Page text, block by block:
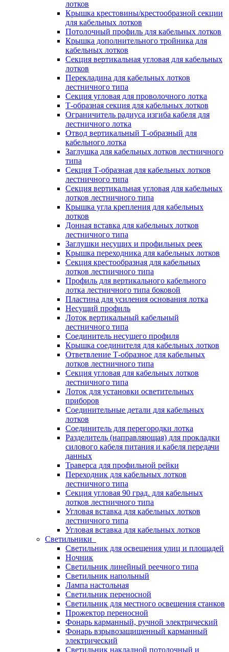
лотков
Крышка крестовины/крестообразной секции
для кабельных лотков
Потолочный профиль для кабельных лотков
Крышка дополнительного тройника для
кабельных лотков
Секция вертикальная угловая для кабельных
лотков
Перекладина для кабельных лотков
лестничного типа
Секция угловая для проволочного лотка
Т-образная секция для кабельных лотков
Ограничитель радиуса изгиба кабеля для
лестничного лотка
Отвод вертикальный Т-образный для
кабельного лотка
Заглушка для кабельных лотков лестничного
типа
Секция Т-образная для кабельных лотков
лестничного типа
Секция вертикальная угловая для кабельных
лотков лестничного типа
Крышка угла крепления для кабельных
лотков
Донная вставка для кабельных лотков
лестничного типа
Заглушки несущих и профильных реек
Крышка переходника для кабельных лотков
Секция крестообразная для кабельных
лотков лестничного типа
Профиль для вертикального кабельного
лотка лестничного типа боковой
Пластина для усиления основания лотка
Несущий профиль
Лоток вертикальный кабельный
лестничного типа
Соединитель несущего профиля
Крышка соединителя для кабельных лотков
Ответвление Т-образное для кабельных
лотков лестничного типа
Секция угловая для кабельных лотков
лестничного типа
Лоток для установки осветительных
приборов
Соединительные детали для кабельных
лотков
Соединитель для перегородки лотка
Разделитель (направляющая) для прокладки
силового кабеля питания и кабеля передачи
данных
Траверса для профильной рейки
Переходник для кабельных лотков
лестничного типа
Секция угловая 90 град. для кабельных
лотков лестничного типа
Угловая вставка для кабельных лотков
лестничного типа
Угловая вставка для кабельных лотков
Светильники
Светильник для освещения улиц и площадей
Ночник
Светильник линейный реечного типа
Светильник напольный
Лампа настольная
Светильник переносной
Светильник для местного освещения станков
Прожектор переносной
Фонарь карманный, ручной электрический
Фонарь взрывозащищенный карманный
электрический
Светильник накладной потолочный и